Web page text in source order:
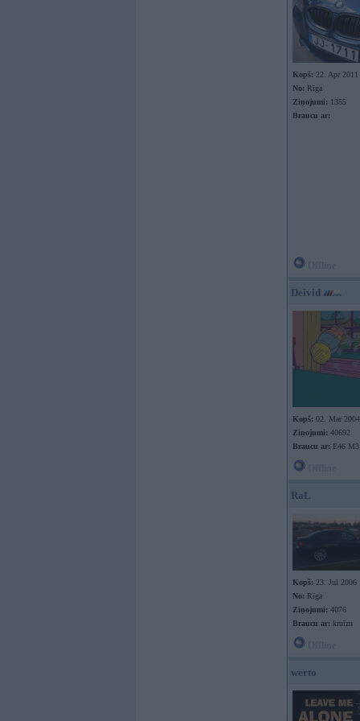
Kopš: 22. Apr 2011
No: Rīga
Ziņojumi: 1355
Braucu ar:
Deivid
Kopš: 02. Mar 2004
Ziņojumi: 40692
Braucu ar: E46
RaL
Kopš: 23. Jul 2006
No: Rīga
Ziņojumi: 4076
Braucu ar: kruīzu
werto